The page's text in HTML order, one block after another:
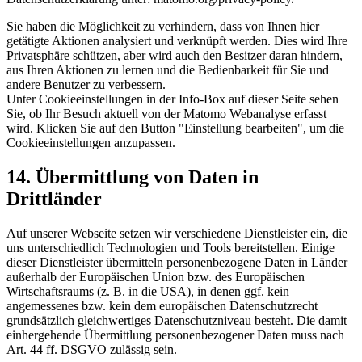
Sie haben die Möglichkeit zu verhindern, dass von Ihnen hier
getätigte Aktionen analysiert und verknüpft werden. Dies wird Ihre
Privatsphäre schützen, aber wird auch den Besitzer daran hindern,
aus Ihren Aktionen zu lernen und die Bedienbarkeit für Sie und
andere Benutzer zu verbessern.
Unter Cookieeinstellungen in der Info-Box auf dieser Seite sehen
Sie, ob Ihr Besuch aktuell von der Matomo Webanalyse erfasst
wird. Klicken Sie auf den Button "Einstellung bearbeiten", um die
Cookieeinstellungen anzupassen.
14. Übermittlung von Daten in
Drittländer
Auf unserer Webseite setzen wir verschiedene Dienstleister ein, die
uns unterschiedlich Technologien und Tools bereitstellen. Einige
dieser Dienstleister übermitteln personenbezogene Daten in Länder
außerhalb der Europäischen Union bzw. des Europäischen
Wirtschaftsraums (z. B. in die USA), in denen ggf. kein
angemessenes bzw. kein dem europäischen Datenschutzrecht
grundsätzlich gleichwertiges Datenschutzniveau besteht. Die damit
einhergehende Übermittlung personenbezogener Daten muss nach
Art. 44 ff. DSGVO zulässig sein.